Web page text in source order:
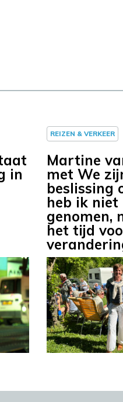
in
REIZEN & VERKEER
Martine
met We
beslissing
heb ik
genomen,
het tijd